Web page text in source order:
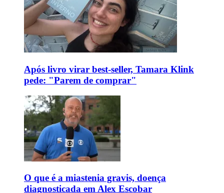
Após livro virar best-seller, Tamara Klink
pede: "Parem de comprar"
O que é a miastenia gravis, doença
diagnosticada em Alex Escobar